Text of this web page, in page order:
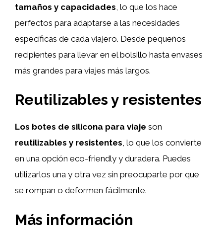
tamaños y capacidades , lo que los hace
perfectos para adaptarse a las necesidades
específicas de cada viajero. Desde pequeños
recipientes para llevar en el bolsillo hasta envases
más grandes para viajes más largos.
Reutilizables y resistentes
Los botes de silicona para viaje son
reutilizables y resistentes, lo que los convierte
en una opción eco-friendly y duradera. Puedes
utilizarlos una y otra vez sin preocuparte por que
se rompan o deformen fácilmente.
Más información